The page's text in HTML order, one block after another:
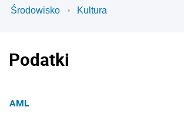
Środowisko
Kultura
Podatki
AML